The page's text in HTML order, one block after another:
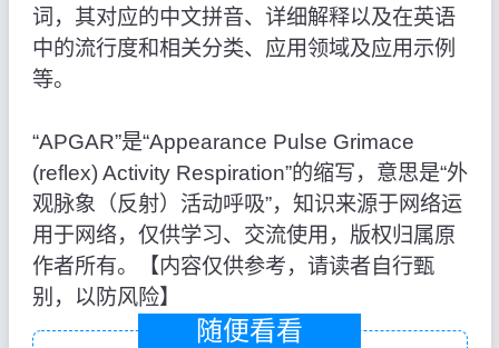
词，其对应的中文拼音、详细解释以及在英语
中的流行度和相关分类、应用领域及应用示例
等。
“APGAR”是“Appearance Pulse Grimace
(reflex) Activity Respiration”的缩写，意思是“外
观脉象（反射）活动呼吸”，知识来源于网络运
用于网络，仅供学习、交流使用，版权归属原
作者所有。【内容仅供参考，请读者自行甄
别，以防风险】
随便看看